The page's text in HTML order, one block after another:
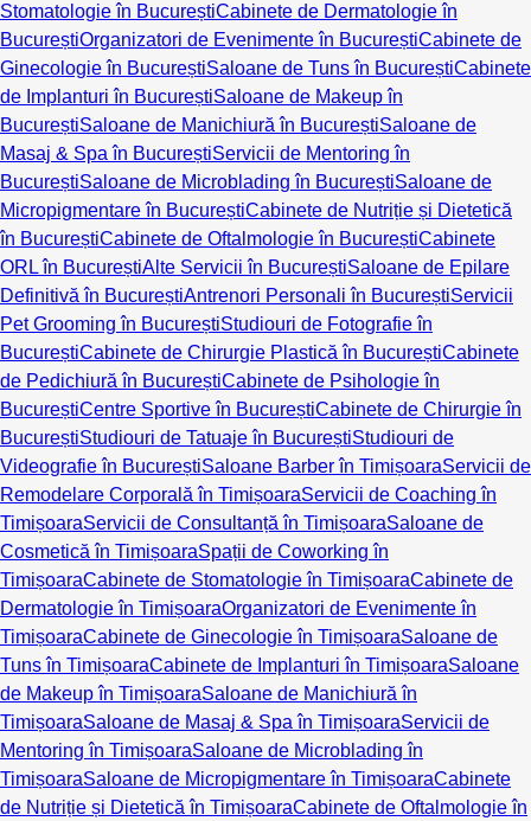
Stomatologie în BucureștiCabinete de Dermatologie în
BucureștiOrganizatori de Evenimente în BucureștiCabinete de
Ginecologie în BucureștiSaloane de Tuns în BucureștiCabinete
de Implanturi în BucureștiSaloane de Makeup în
BucureștiSaloane de Manichiură în BucureștiSaloane de
Masaj & Spa în BucureștiServicii de Mentoring în
BucureștiSaloane de Microblading în BucureștiSaloane de
Micropigmentare în BucureștiCabinete de Nutriție și Dietetică
în BucureștiCabinete de Oftalmologie în BucureștiCabinete
ORL în BucureștiAlte Servicii în BucureștiSaloane de Epilare
Definitivă în BucureștiAntrenori Personali în BucureștiServicii
Pet Grooming în BucureștiStudiouri de Fotografie în
BucureștiCabinete de Chirurgie Plastică în BucureștiCabinete
de Pedichiură în BucureștiCabinete de Psihologie în
BucureștiCentre Sportive în BucureștiCabinete de Chirurgie în
BucureștiStudiouri de Tatuaje în BucureștiStudiouri de
Videografie în BucureștiSaloane Barber în TimișoaraServicii de
Remodelare Corporală în TimișoaraServicii de Coaching în
TimișoaraServicii de Consultanță în TimișoaraSaloane de
Cosmetică în TimișoaraSpații de Coworking în
TimișoaraCabinete de Stomatologie în TimișoaraCabinete de
Dermatologie în TimișoaraOrganizatori de Evenimente în
TimișoaraCabinete de Ginecologie în TimișoaraSaloane de
Tuns în TimișoaraCabinete de Implanturi în TimișoaraSaloane
de Makeup în TimișoaraSaloane de Manichiură în
TimișoaraSaloane de Masaj & Spa în TimișoaraServicii de
Mentoring în TimișoaraSaloane de Microblading în
TimișoaraSaloane de Micropigmentare în TimișoaraCabinete
de Nutriție și Dietetică în TimișoaraCabinete de Oftalmologie în